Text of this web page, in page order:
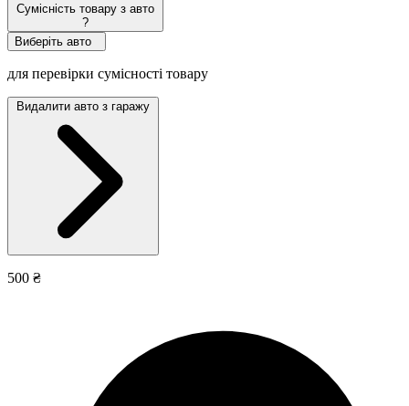
Сумісність товару з авто
?
Виберіть авто
для перевірки сумісності товару
Видалити авто з гаражу
500 ₴